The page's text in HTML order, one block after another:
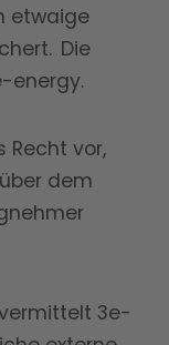
etwaige
Die
energy.
Recht vor,
dem
3e-